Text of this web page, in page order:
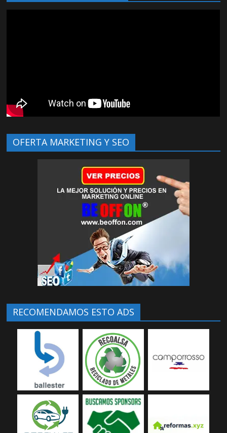
OFERTA MARKETING Y SEO
RECOMENDAMOS ESTO ADS